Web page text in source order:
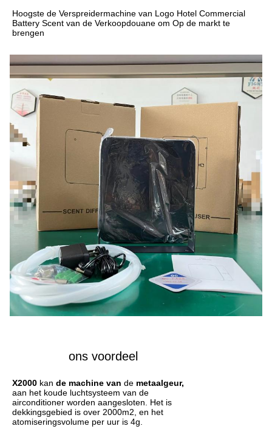
Hoogste de Verspreidermachine van Logo Hotel Commercial
Battery Scent van de Verkoopdouane om Op de markt te
brengen
ons voordeel
X2000 kan de machine van de metaalgeur,
aan het koude luchtsysteem van de
airconditioner worden aangesloten. Het is
dekkingsgebied is over 2000m2, en het
atomiseringsvolume per uur is 4g.